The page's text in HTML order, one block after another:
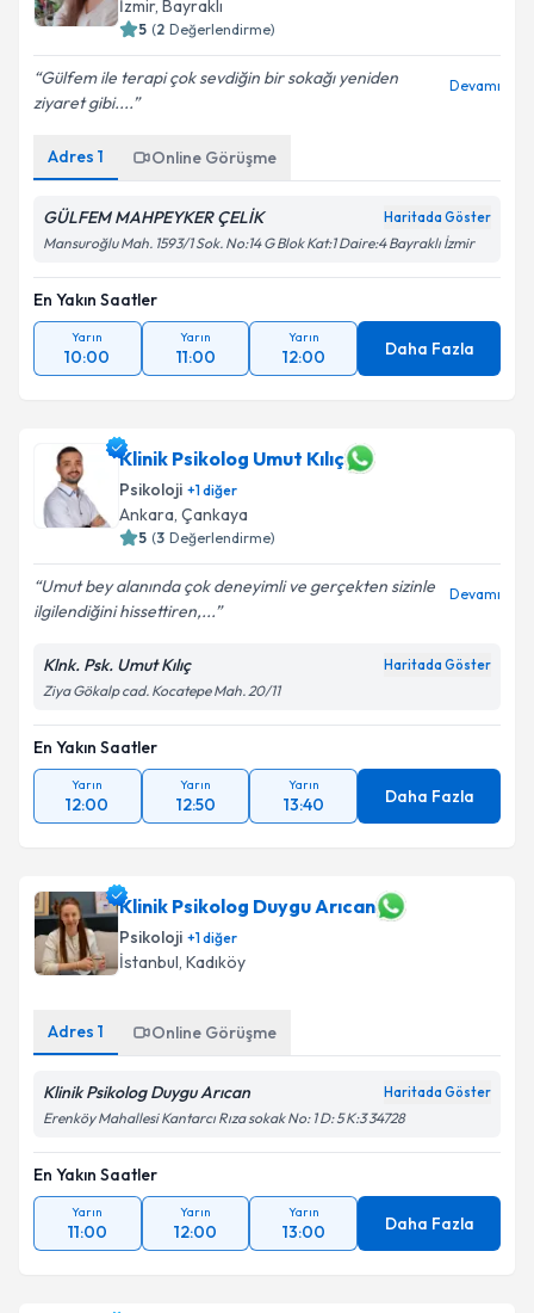
E-posta Adresiniz
Metni'ni okudum ve kişisel verilerimin belirtilen
İzmir, Bayraklı
5 (2 Değerlendirme)
Gülfem ile terapi çok sevdiğin bir sokağı yeniden
ziyaret gibi....
Devamı
Adres 1 Online Görüşme
GÜLFEM MAHPEYKER ÇELİK Haritada Göster
Mansuroğlu Mah. 1593/1 Sok. No:14 G Blok Kat:1 Daire:4 Bayraklı İzmir
En Yakın Saatler
Yarın
10:00
Yarın
11:00
Yarın
12:00 Daha Fazla
Klinik Psikolog Umut Kılıç
Psikoloji +1diğer
Ankara, Çankaya
5 (3 Değerlendirme)
Umut bey alanında çok deneyimli ve gerçekten sizinle
ilgilendiğini hissettiren,...
Devamı
Klnk. Psk. Umut Kılıç Haritada Göster
Ziya Gökalp cad. Kocatepe Mah. 20/11
En Yakın Saatler
Yarın
12:00
Yarın
12:50
Yarın
13:40 Daha Fazla
Klinik Psikolog Duygu Arıcan
Psikoloji +1diğer
İstanbul, Kadıköy
Adres 1 Online Görüşme
Klinik Psikolog Duygu Arıcan Haritada Göster
Erenköy Mahallesi Kantarcı Rıza sokak No: 1 D: 5 K:3 34728
En Yakın Saatler
Yarın
11:00
Yarın
12:00
Yarın
13:00 Daha Fazla